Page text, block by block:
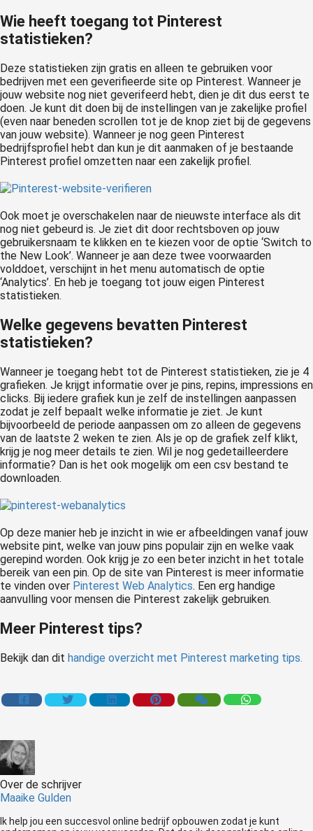
Wie heeft toegang tot Pinterest
statistieken?
Deze statistieken zijn gratis en alleen te gebruiken voor
bedrijven met een geverifieerde site op Pinterest. Wanneer je
jouw website nog niet geverifeerd hebt, dien je dit dus eerst te
doen. Je kunt dit doen bij de instellingen van je zakelijke profiel
(even naar beneden scrollen tot je de knop ziet bij de gegevens
van jouw website). Wanneer je nog geen Pinterest
bedrijfsprofiel hebt dan kun je dit aanmaken of je bestaande
Pinterest profiel omzetten naar een zakelijk profiel.
Ook moet je overschakelen naar de nieuwste interface als dit
nog niet gebeurd is. Je ziet dit door rechtsboven op jouw
gebruikersnaam te klikken en te kiezen voor de optie ‘Switch to
the New Look’. Wanneer je aan deze twee voorwaarden
volddoet, verschijnt in het menu automatisch de optie
‘Analytics’. En heb je toegang tot jouw eigen Pinterest
statistieken.
Welke gegevens bevatten Pinterest
statistieken?
Wanneer je toegang hebt tot de Pinterest statistieken, zie je 4
grafieken. Je krijgt informatie over je pins, repins, impressions en
clicks. Bij iedere grafiek kun je zelf de instellingen aanpassen
zodat je zelf bepaalt welke informatie je ziet. Je kunt
bijvoorbeeld de periode aanpassen om zo alleen de gegevens
van de laatste 2 weken te zien. Als je op de grafiek zelf klikt,
krijg je nog meer details te zien. Wil je nog gedetailleerdere
informatie? Dan is het ook mogelijk om een csv bestand te
downloaden.
Op deze manier heb je inzicht in wie er afbeeldingen vanaf jouw
website pint, welke van jouw pins populair zijn en welke vaak
gerepind worden. Ook krijg je zo een beter inzicht in het totale
bereik van een pin. Op de site van Pinterest is meer informatie
te vinden over Pinterest Web Analytics. Een erg handige
aanvulling voor mensen die Pinterest zakelijk gebruiken.
Meer Pinterest tips?
Bekijk dan dit handige overzicht met Pinterest marketing tips.
Over de schrijver
Maaike Gulden
Ik help jou een succesvol online bedrijf opbouwen zodat je kunt